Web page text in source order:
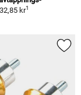
32,85 kr1